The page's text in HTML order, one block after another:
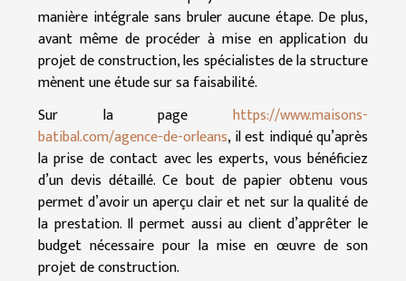
manière intégrale sans bruler aucune étape. De plus,
avant même de procéder à mise en application du
projet de construction, les spécialistes de la structure
mènent une étude sur sa faisabilité.
Sur la page https://www.maisons-
batibal.com/agence-de-orleans, il est indiqué qu’après
la prise de contact avec les experts, vous bénéficiez
d’un devis détaillé. Ce bout de papier obtenu vous
permet d’avoir un aperçu clair et net sur la qualité de
la prestation. Il permet aussi au client d’apprêter le
budget nécessaire pour la mise en œuvre de son
projet de construction.